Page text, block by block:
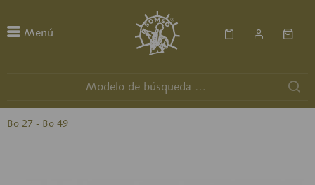
Menú
Bo 27 - Bo 49